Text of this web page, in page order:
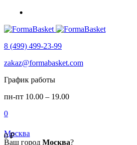
8 (499) 499-23-99
zakaz@formabasket.com
График работы
пн-пт 10.00 – 19.00
0
0₽
Москва
Ваш город Москва?